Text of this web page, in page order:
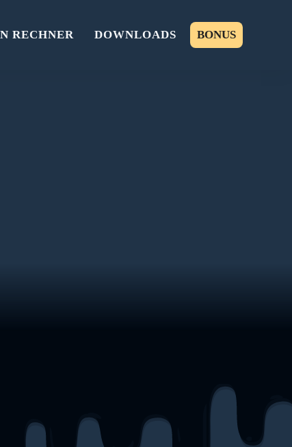
RECHNER DOWNLOADS BONUS